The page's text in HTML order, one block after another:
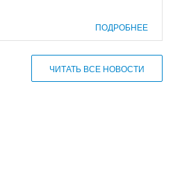
ПОДРОБНЕЕ
ЧИТАТЬ ВСЕ НОВОСТИ